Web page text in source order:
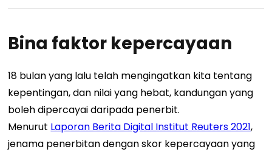
Bina faktor kepercayaan
18 bulan yang lalu telah mengingatkan kita tentang
kepentingan, dan nilai yang hebat, kandungan yang
boleh dipercayai daripada penerbit.
Menurut Laporan Berita Digital Institut Reuters 2021,
jenama penerbitan dengan skor kepercayaan yang